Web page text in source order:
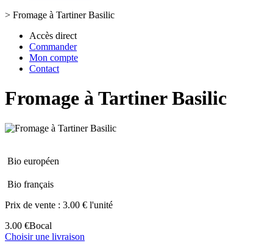
> Fromage à Tartiner Basilic
Accès direct
Commander
Mon compte
Contact
Fromage à Tartiner Basilic
Bio européen
Bio français
Prix de vente : 3.00 € l'unité
3.00 €Bocal
Choisir une livraison